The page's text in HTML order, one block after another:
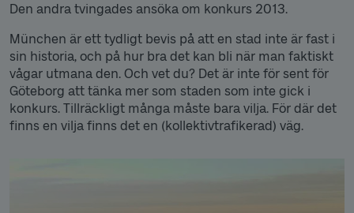
Den andra tvingades ansöka om konkurs 2013.
München är ett tydligt bevis på att en stad inte är fast i
sin historia, och på hur bra det kan bli när man faktiskt
vågar utmana den. Och vet du? Det är inte för sent för
Göteborg att tänka mer som staden som inte gick i
konkurs. Tillräckligt många måste bara vilja. För där det
finns en vilja finns det en (kollektivtrafikerad) väg.